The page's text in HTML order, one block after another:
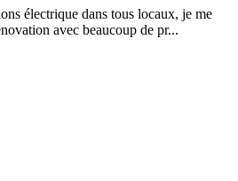
électrique dans tous locaux, je me
avec beaucoup de pr...